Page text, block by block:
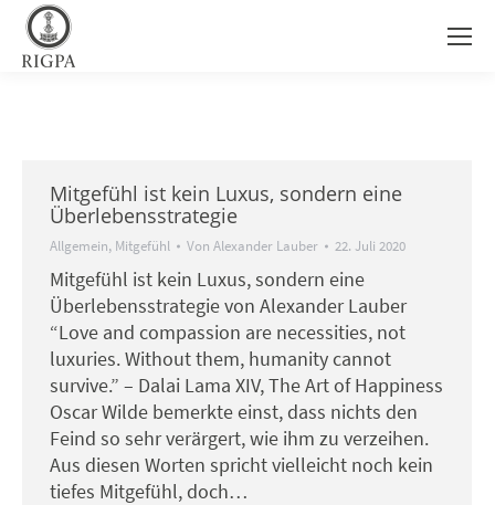
Mitgefühl ist kein Luxus, sondern eine
Überlebensstrategie
Allgemein, Mitgefühl Von Alexander Lauber 22. Juli 2020
Mitgefühl ist kein Luxus, sondern eine
Überlebensstrategie von Alexander Lauber
“Love and compassion are necessities, not
luxuries. Without them, humanity cannot
survive.” – Dalai Lama XIV, The Art of Happiness
Oscar Wilde bemerkte einst, dass nichts den
Feind so sehr verärgert, wie ihm zu verzeihen.
Aus diesen Worten spricht vielleicht noch kein
tiefes Mitgefühl, doch…